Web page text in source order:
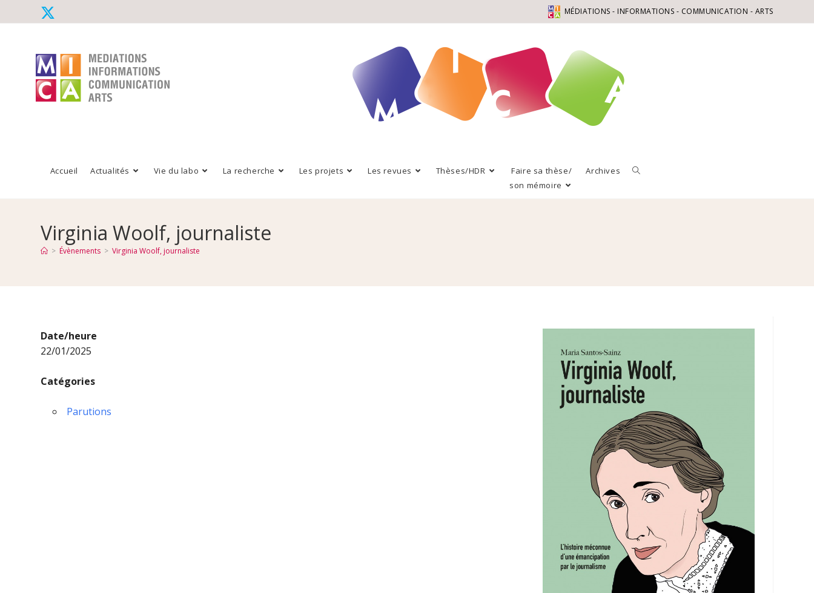
MÉDIATIONS - INFORMATIONS - COMMUNICATION - ARTS
Accueil Actualités Vie du labo La recherche Les projets Les revues Thèses/HDR
Faire sa thèse/
son mémoire
Archives
Virginia Woolf, journaliste
> Évènements > Virginia Woolf, journaliste
Date/heure
22/01/2025
Catégories
Parutions